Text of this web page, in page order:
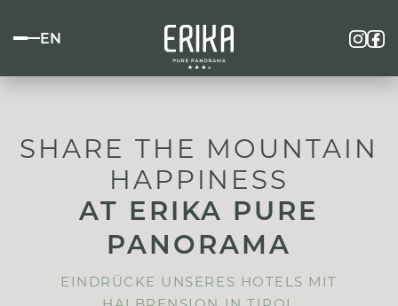
EN
SHARE THE MOUNTAIN
HAPPINESS
AT ERIKA PURE
PANORAMA
EINDRÜCKE UNSERES HOTELS MIT